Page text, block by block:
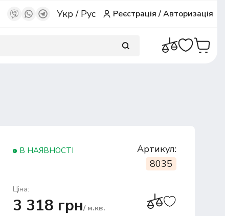
Укр/ Рус Реєстрація/Авторизація
В НАЯВНОСТІ
Артикул:
8035
Ціна:
3 318 грн/ м.кв.